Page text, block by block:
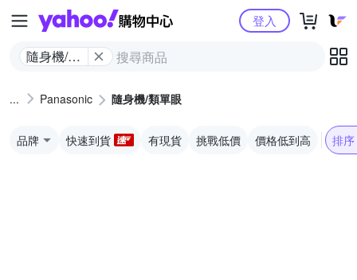
Yahoo購物中心
隨身機/類
登入
Panasonic 隨身機/類單眼
品牌 快速到貨 有現貨 挑戰低價 價格低到高 排序